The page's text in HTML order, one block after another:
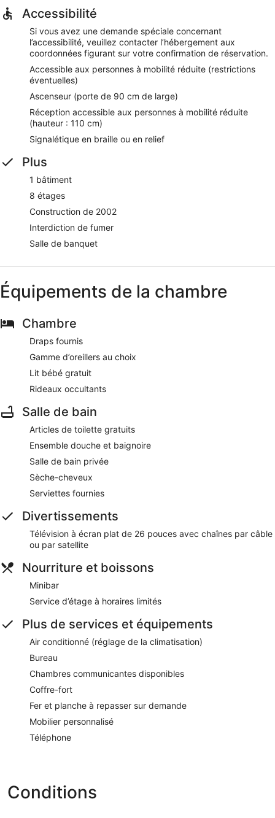
Accessibilité
Si vous avez une demande spéciale concernant
l’accessibilité, veuillez contacter l’hébergement aux
coordonnées figurant sur votre confirmation de réservation.
Accessible aux personnes à mobilité réduite (restrictions
éventuelles)
Ascenseur (porte de 90 cm de large)
Réception accessible aux personnes à mobilité réduite
(hauteur : 110 cm)
Signalétique en braille ou en relief
Plus
1 bâtiment
8 étages
Construction de 2002
Interdiction de fumer
Salle de banquet
Équipements de la chambre
Chambre
Draps fournis
Gamme d’oreillers au choix
Lit bébé gratuit
Rideaux occultants
Salle de bain
Articles de toilette gratuits
Ensemble douche et baignoire
Salle de bain privée
Sèche-cheveux
Serviettes fournies
Divertissements
Télévision à écran plat de 26 pouces avec chaînes par câble
ou par satellite
Nourriture et boissons
Minibar
Service d’étage à horaires limités
Plus de services et équipements
Air conditionné (réglage de la climatisation)
Bureau
Chambres communicantes disponibles
Coffre-fort
Fer et planche à repasser sur demande
Mobilier personnalisé
Téléphone
Conditions